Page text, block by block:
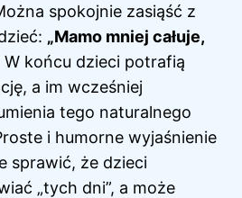
spokojnie zasiąść z
„Mamo mniej całuje,
W końcu dzieci potrafią
a im wcześniej
tego naturalnego
i humorne wyjaśnienie
sprawić, że dzieci
„tych dni”, a może